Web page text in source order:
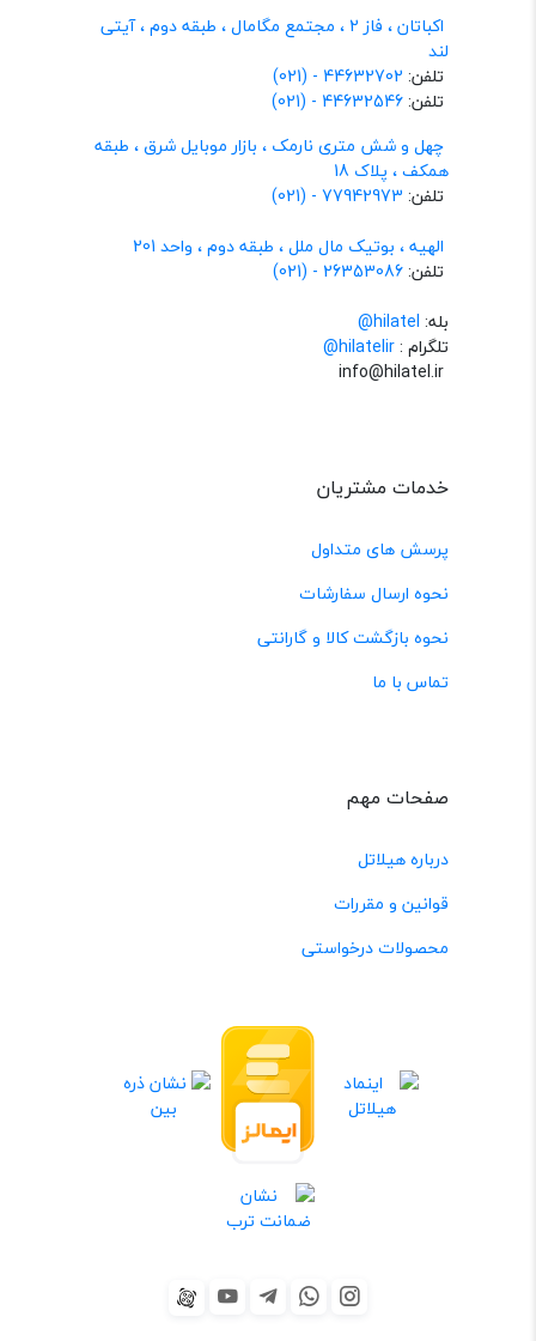
اکباتان ، فاز 2 ، مجتمع مگامال ، طبقه دوم ، آیتی
لند
تلفن: 44632702 - (021)
تلفن:44632546 - (021)
چهل و شش متری نارمک ، بازار موبایل شرق ، طبقه
همکف ، پلاک 18
تلفن: 77942973 - (021)
الهیه ، بوتیک مال ملل ، طبقه دوم ، واحد 201
تلفن:26353086 - (021)
بله: hilatel@
تلگرام :@hilatelir
خدمات مشتریان
پرسش های متداول
نحوه ارسال سفارشات
نحوه بازگشت کالا و گارانتی
تماس با ما
صفحات مهم
درباره هیلاتل
قوانین و مقررات
محصولات درخواستی